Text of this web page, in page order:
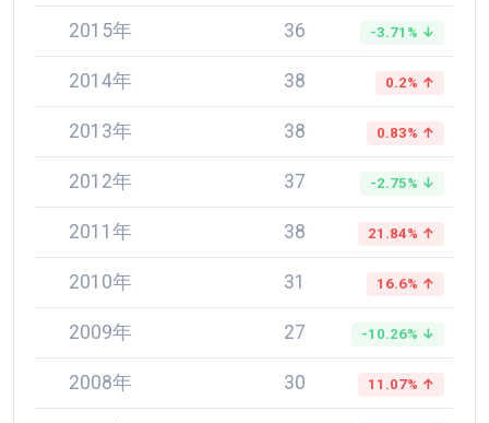
2015年 36 -3.71% ↓
2014年 38 0.2% ↑
2013年 38 0.83% ↑
2012年 37 -2.75% ↓
2011年 38 21.84% ↑
2010年 31 16.6% ↑
2009年 27 -10.26% ↓
2008年 30 11.07% ↑